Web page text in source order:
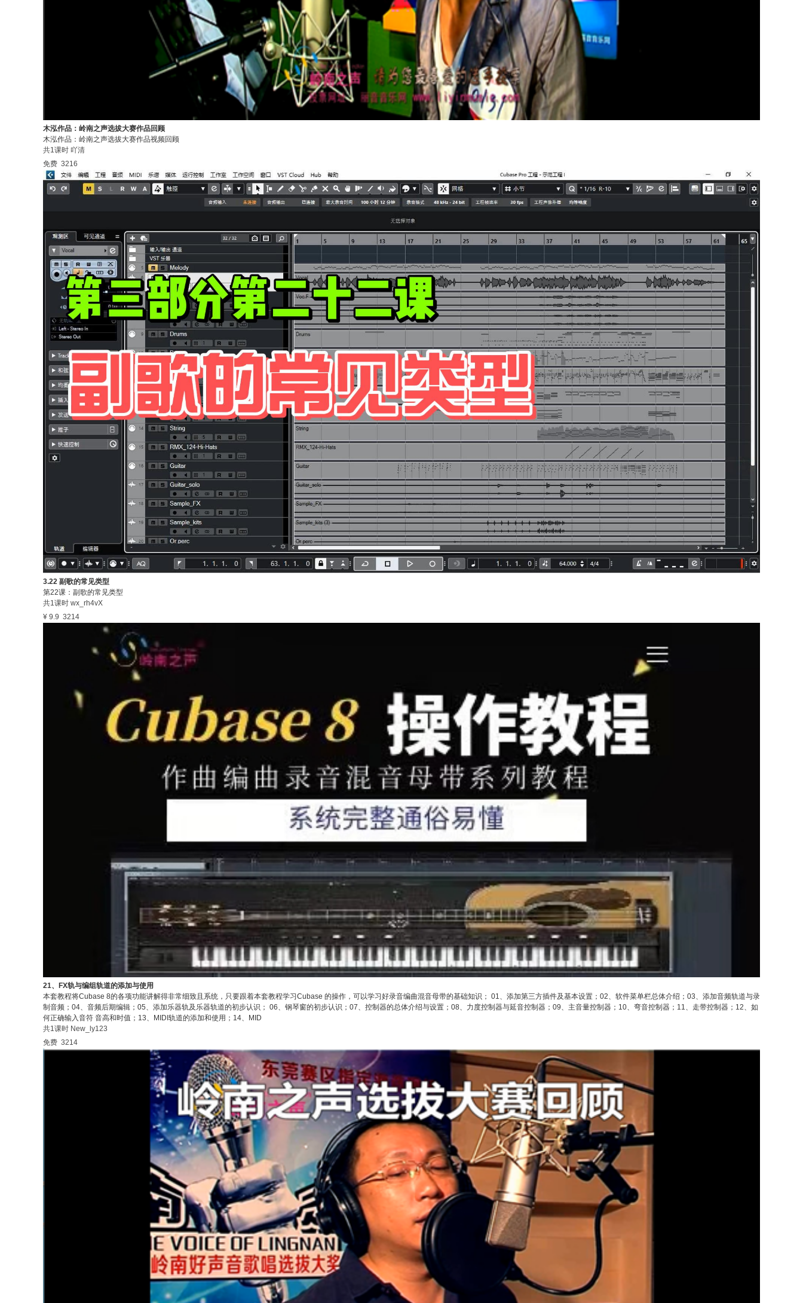
木泓作品：岭南之声选拔大赛作品回顾
木泓作品：岭南之声选拔大赛作品视频回顾
共1课时 吖清
免费 3216
3.22 副歌的常见类型
第22课：副歌的常见类型
共1课时 wx_rh4vX
¥ 9.9 3214
21、FX轨与编组轨道的添加与使用
本套教程将Cubase 8的各项功能讲解得非常细致且系统，只要跟着本套教程学习Cubase 的操作，可以学习好录音编曲混音母带的基础知识； 01、添加第三方插件及基本设置；02、软件菜单栏总体介绍；03、添加音频轨道与录
制音频；04、音频后期编辑；05、添加乐器轨及乐器轨道的初步认识； 06、钢琴窗的初步认识；07、控制器的总体介绍与设置；08、力度控制器与延音控制器；09、主音量控制器；10、弯音控制器；11、走带控制器；12、如
何正确输入音符 音高和时值；13、MIDI轨道的添加和使用；14、MID
共1课时 New_ly123
免费 3214